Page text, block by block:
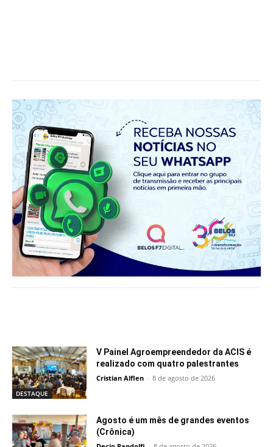
DESTAQUE
V Painel Agroempreendedor da ACIS é
realizado com quatro palestrantes
Cristian Alflen - 8 de agosto de 2026
Agosto é um mês de grandes eventos
(Crônica)